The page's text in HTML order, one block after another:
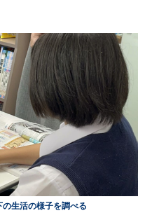
生活の様子を調べる